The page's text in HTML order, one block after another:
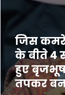
जिस
के बीते 4
हुए
तपकर